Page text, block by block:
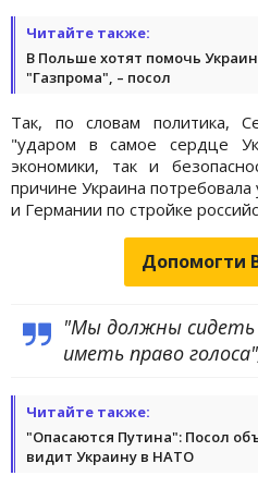
Читайте также:
В Польше хотят помочь
"Газпрома", – посол
Так, по словам политика,
"ударом в самое сердце
экономики, так и
причине Украина
и Германии по стройке
Допомогти
"Мы должны сидеть
иметь право
Читайте также:
"Опасаются Путина": Посол
видит Украину в НАТО